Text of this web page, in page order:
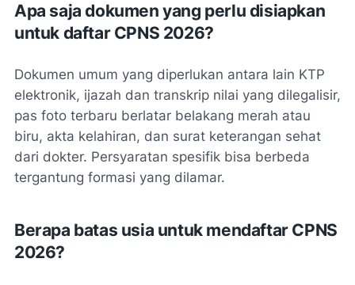
Apa saja dokumen yang perlu disiapkan
untuk daftar CPNS 2026?
Dokumen umum yang diperlukan antara lain KTP
elektronik, ijazah dan transkrip nilai yang dilegalisir,
pas foto terbaru berlatar belakang merah atau
biru, akta kelahiran, dan surat keterangan sehat
dari dokter. Persyaratan spesifik bisa berbeda
tergantung formasi yang dilamar.
Berapa batas usia untuk mendaftar CPNS
2026?